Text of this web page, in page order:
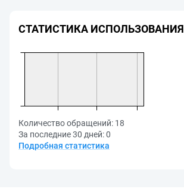
СТАТИСТИКА ИСПОЛЬЗОВАНИЯ
Количество обращений: 18
За последние 30 дней:0
Подробная статистика